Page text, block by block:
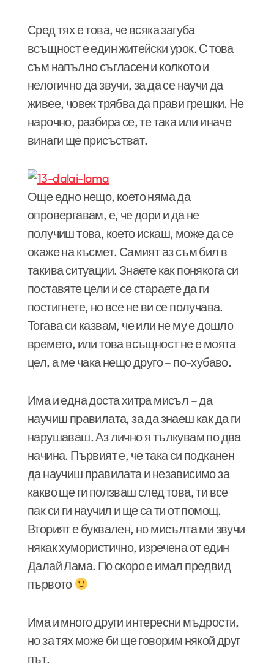
Сред тях е това, че всяка загуба
всъщност е един житейски урок. С това
съм напълно съгласен и колкото и
нелогично да звучи, за да се научи да
живее, човек трябва да прави грешки. Не
нарочно, разбира се, те така или иначе
винаги ще присъстват.
Още едно нещо, което няма да
опровергавам, е, че дори и да не
получиш това, което искаш, може да се
окаже на късмет. Самият аз съм бил в
такива ситуации. Знаете как понякога си
поставяте цели и се стараете да ги
постигнете, но все не ви се получава.
Тогава си казвам, че или не му е дошло
времето, или това всъщност не е моята
цел, а ме чака нещо друго – по-хубаво.
Има и една доста хитра мисъл – да
научиш правилата, за да знаеш как да ги
нарушаваш. Аз лично я тълкувам по два
начина. Първият е, че така си подканен
да научиш правилата и независимо за
какво ще ги ползваш след това, ти все
пак си ги научил и ще са ти от помощ.
Вторият е буквален, но мисълта ми звучи
някак хумористично, изречена от един
Далай Лама. По скоро е имал предвид
първото
Има и много други интересни мъдрости,
но за тях може би ще говорим някой друг
път.